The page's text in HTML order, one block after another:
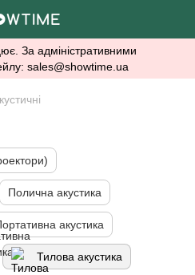
За адміністративними
sales@showtime.ua
Полична акустика
акустика
Тилова акустика